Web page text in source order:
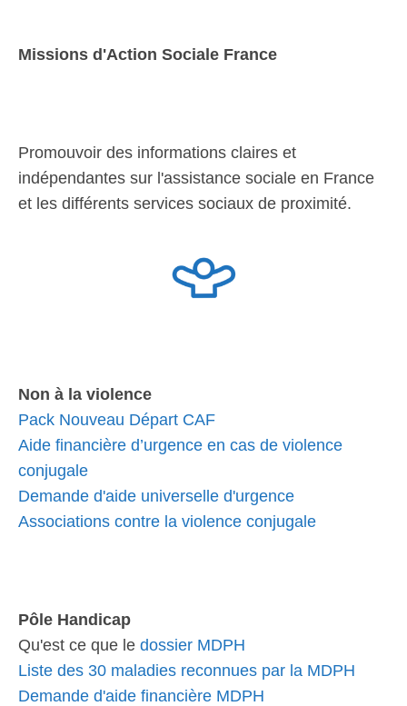
Missions d'Action Sociale France
Promouvoir des informations claires et
indépendantes sur l'assistance sociale en France
et les différents services sociaux de proximité.
Non à la violence
Pack Nouveau Départ CAF
Aide financière d’urgence en cas de violence
conjugale
Demande d'aide universelle d'urgence
Associations contre la violence conjugale
Pôle Handicap
Qu'est ce que le dossier MDPH
Liste des 30 maladies reconnues par la MDPH
Demande d'aide financière MDPH